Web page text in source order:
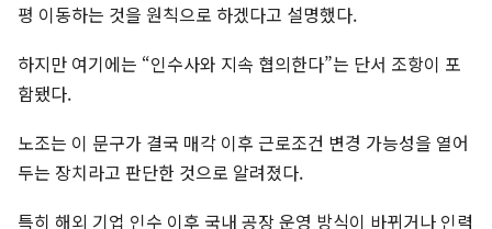
평 이동하는 것을 원칙으로 하겠다고 설명했다.
하지만 여기에는 “인수사와 지속 협의한다”는 단서 조항이 포
함됐다.
노조는 이 문구가 결국 매각 이후 근로조건 변경 가능성을 열어
두는 장치라고 판단한 것으로 알려졌다.
특히 해외 기업 인수 이후 국내 공장 운영 방식이 바뀌거나 인력